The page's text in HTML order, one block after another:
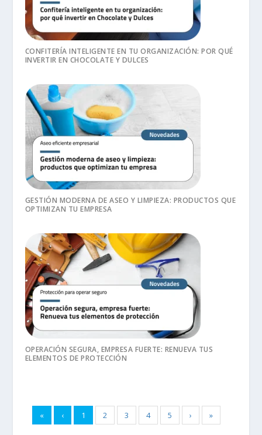
CONFITERÍA INTELIGENTE EN TU ORGANIZACIÓN: POR QUÉ
INVERTIR EN CHOCOLATE Y DULCES
GESTIÓN MODERNA DE ASEO Y LIMPIEZA: PRODUCTOS QUE
OPTIMIZAN TU EMPRESA
OPERACIÓN SEGURA, EMPRESA FUERTE: RENUEVA TUS
ELEMENTOS DE PROTECCIÓN
« ‹ 1 2 3 4 5 › »